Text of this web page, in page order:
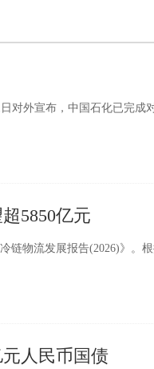
外宣布，中国石化已完成
5850亿元
物流发展报告(2026)》。
人民币国债